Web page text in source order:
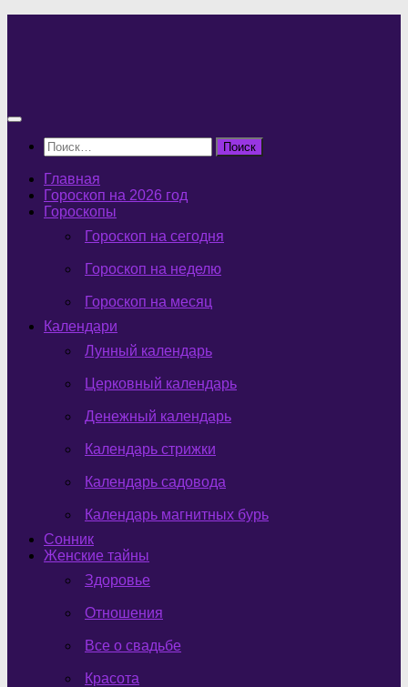
Найти:
Главная
Гороскоп на 2026 год
Гороскопы
Гороскоп на сегодня
Гороскоп на неделю
Гороскоп на месяц
Календари
Лунный календарь
Церковный календарь
Денежный календарь
Календарь стрижки
Календарь садовода
Календарь магнитных бурь
Сонник
Женские тайны
Здоровье
Отношения
Все о свадьбе
Красота